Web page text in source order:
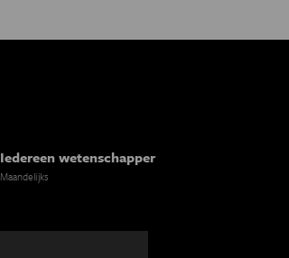
Iedereen wetenschapper
Maandelijks